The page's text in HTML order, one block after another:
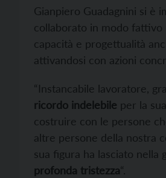
Gianpiero Guadagnini si è
collaborato in modo fattivo
capacità e progettualità
attivandosi con azioni
“Instancabile lavoratore,
ricordo indelebile per la
costruire con le persone
altre persone della nostra
sua figura ha lasciato
profonda tristezza“.